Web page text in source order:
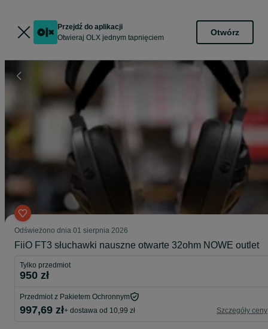
Przejdź do aplikacji
Otwieraj OLX jednym tapnięciem
Otwórz
Odświeżono dnia 01 sierpnia 2026
FiiO FT3 słuchawki nauszne otwarte 32ohm NOWE outlet
Tylko przedmiot
950 zł
Przedmiot z Pakietem Ochronnym
997,69 zł+ dostawa od 10,99 zł Szczegóły ceny